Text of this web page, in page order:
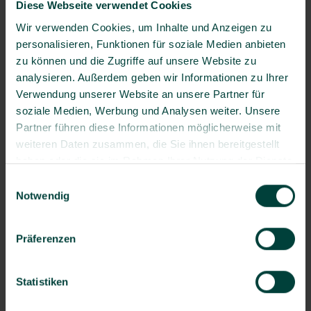
Diese Webseite verwendet Cookies
Wir verwenden Cookies, um Inhalte und Anzeigen zu
personalisieren, Funktionen für soziale Medien anbieten
zu können und die Zugriffe auf unsere Website zu
analysieren. Außerdem geben wir Informationen zu Ihrer
Verwendung unserer Website an unsere Partner für
soziale Medien, Werbung und Analysen weiter. Unsere
Partner führen diese Informationen möglicherweise mit
weiteren Daten zusammen, die Sie ihnen bereitgestellt
haben oder die sie im Rahmen Ihrer Nutzung der Dienste
Notwendig
Präferenzen
Statistiken
E-Mail*
Telefonnummer
Weitere Anmerkungen
Arbeits- und Gesundheitsschutz als Case Study zu
Ich stehe anderen interessierten Unternehmen gerne als
Ansprechpartner zur Verfügung. BG prevent wird jede